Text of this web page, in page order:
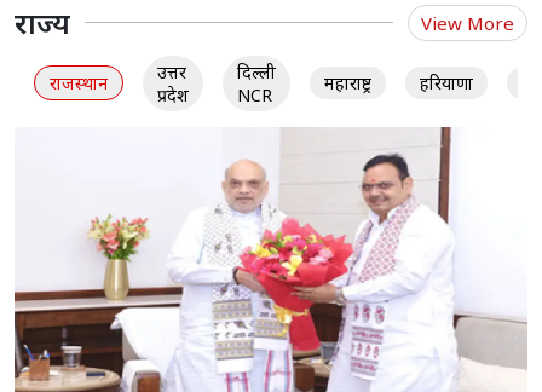
राज्य View More
राजस्थान
उत्तर
प्रदेश
दिल्ली
NCR
महाराष्ट्र हरियाणा